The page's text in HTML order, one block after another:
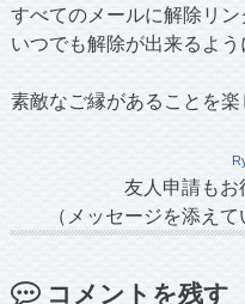
すべてのメールに解除リン
いつでも解除が出来るよう
素敵なご縁があることを楽
友人申請もお
（メッセージを添え
コメントを残す